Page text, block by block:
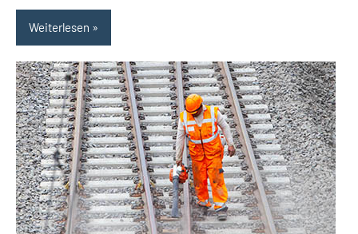
Weiterlesen